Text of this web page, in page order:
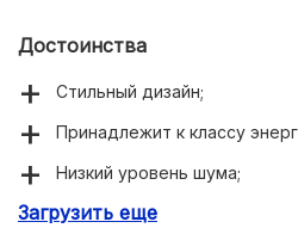
Достоинства
Стильный дизайн;
Принадлежит к классу
Низкий уровень шума;
Есть поддержка No Frost;
Загрузить еще